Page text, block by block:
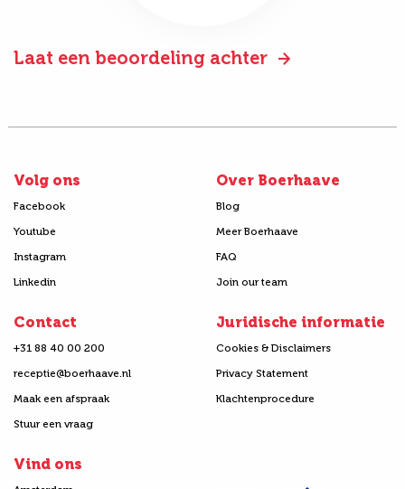
Laat een beoordeling achter
Volg ons
Facebook
Youtube
Instagram
Linkedin
Over Boerhaave
Blog
Meer Boerhaave
FAQ
Join our team
Contact
+31 88 40 00 200
receptie@boerhaave.nl
Maak een afspraak
Stuur een vraag
Juridische informatie
Cookies & Disclaimers
Privacy Statement
Klachtenprocedure
Vind ons